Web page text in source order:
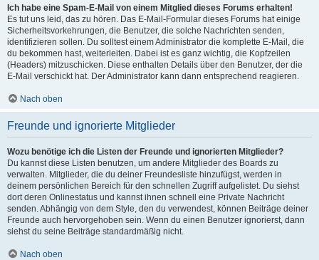
Ich habe eine Spam-E-Mail von einem Mitglied dieses Forums erhalten!
Es tut uns leid, das zu hören. Das E-Mail-Formular dieses Forums hat einige
Sicherheitsvorkehrungen, die Benutzer, die solche Nachrichten senden,
identifizieren sollen. Du solltest einem Administrator die komplette E-Mail, die
du bekommen hast, weiterleiten. Dabei ist es ganz wichtig, die Kopfzeilen
(Headers) mitzuschicken. Diese enthalten Details über den Benutzer, der die
E-Mail verschickt hat. Der Administrator kann dann entsprechend reagieren.
Nach oben
Freunde und ignorierte Mitglieder
Wozu benötige ich die Listen der Freunde und ignorierten Mitglieder?
Du kannst diese Listen benutzen, um andere Mitglieder des Boards zu
verwalten. Mitglieder, die du deiner Freundesliste hinzufügst, werden in
deinem persönlichen Bereich für den schnellen Zugriff aufgelistet. Du siehst
dort deren Onlinestatus und kannst ihnen schnell eine Private Nachricht
senden. Abhängig von dem Style, den du verwendest, können Beiträge deiner
Freunde auch hervorgehoben sein. Wenn du einen Benutzer ignorierst, dann
siehst du seine Beiträge standardmäßig nicht.
Nach oben